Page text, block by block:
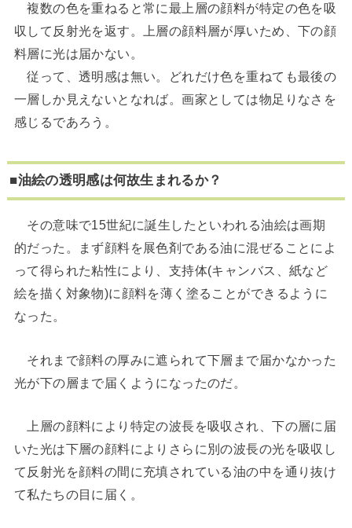
複数の色を重ねると常に最上層の顔料が特定の色を吸
収して反射光を返す。上層の顔料層が厚いため、下の顔
料層に光は届かない。
従って、透明感は無い。どれだけ色を重ねても最後の
一層しか見えないとなれば。画家としては物足りなさを
感じるであろう。
■油絵の透明感は何故生まれるか？
その意味で15世紀に誕生したといわれる油絵は画期
的だった。まず顔料を展色剤である油に混ぜることによ
って得られた粘性により、支持体(キャンバス、紙など
絵を描く対象物)に顔料を薄く塗ることができるように
なった。
それまで顔料の厚みに遮られて下層まで届かなかった
光が下の層まで届くようになったのだ。
上層の顔料により特定の波長を吸収され、下の層に届
いた光は下層の顔料によりさらに別の波長の光を吸収し
て反射光を顔料の間に充填されている油の中を通り抜け
て私たちの目に届く。